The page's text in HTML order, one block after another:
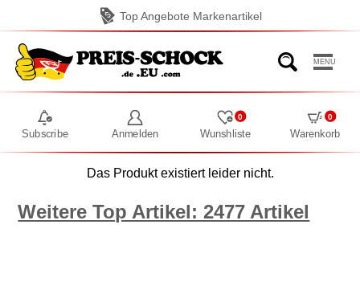
Top Angebote Markenartikel
MENU
Subscribe Anmelden Wunshliste
0
Warenkorb
0
Das Produkt existiert leider nicht.
Weitere Top Artikel: 2477 Artikel